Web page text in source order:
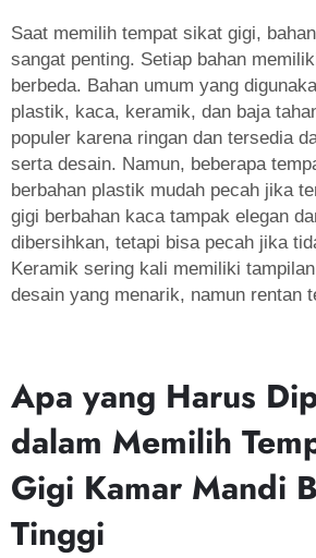
Saat memilih tempat sikat gigi,
sangat penting. Setiap bahan
berbeda. Bahan umum yang
plastik, kaca, keramik, dan baja
populer karena ringan dan tersedia
serta desain. Namun, beberapa
berbahan plastik mudah pecah jika
gigi berbahan kaca tampak elegan
dibersihkan, tetapi bisa pecah jika
Keramik sering kali memiliki
desain yang menarik, namun rentan
Apa yang Harus
dalam Memilih
Gigi Kamar Mandi
Tinggi